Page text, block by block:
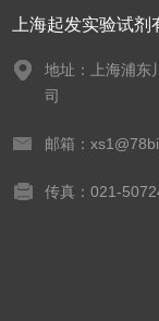
上海起发实验试剂
地址：上海浦东
司
邮箱：
传真：021-